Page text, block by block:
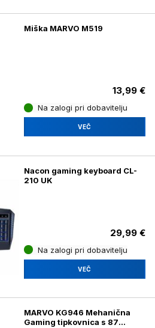
Miška MARVO M519
13,99 €
Na zalogi pri dobavitelju
VEČ
Nacon gaming keyboard CL-
210 UK
29,99 €
Na zalogi pri dobavitelju
VEČ
MARVO KG946 Mehanična
Gaming tipkovnica s 87